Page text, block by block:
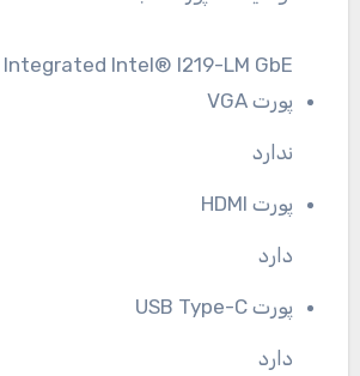
Integrated Intel® I219-LM GbE
پورت VGA
ندارد
پورت HDMI
دارد
پورت USB Type-C
دارد